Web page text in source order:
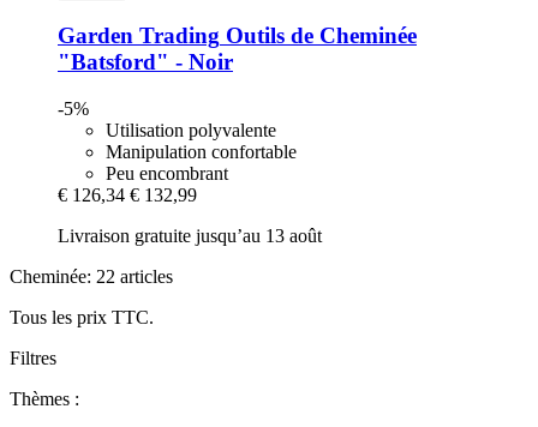
Garden Trading Outils de Cheminée
"Batsford" -​ Noir
-5%
Utilisation polyvalente
Manipulation confortable
Peu encombrant
€ 126,34 € 132,99
Livraison gratuite jusqu’au 13 août
Cheminée: 22 articles
Tous les prix TTC.
Filtres
Thèmes :